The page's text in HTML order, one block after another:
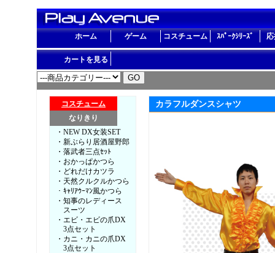
ホーム ゲーム コスチューム ｽﾊﾟｰｸｼﾘｰｽﾞ
カートを見る
コスチューム
なりきり
・NEW DX女装SET
・新ぶらり居酒屋野郎
・落武者三点ｾｯﾄ
・おかっぱかつら
・どれだけカツラ
・天然クルクルかつら
・ｷｬﾘｱｳｰﾏﾝ風かつら
・知事のレディース
スーツ
・エビ・エビの爪DX
3点セット
・カニ・カニの爪DX
3点セット
カラフルダンスシャツ